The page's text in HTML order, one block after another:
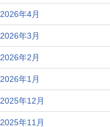
2026年4月
2026年3月
2026年2月
2026年1月
2025年12月
2025年11月